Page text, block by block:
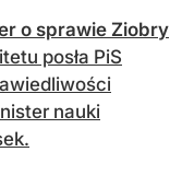
o sprawie Ziobry
posła PiS
nauki